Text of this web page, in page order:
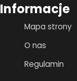
Informacje
Mapa strony
O nas
Regulamin